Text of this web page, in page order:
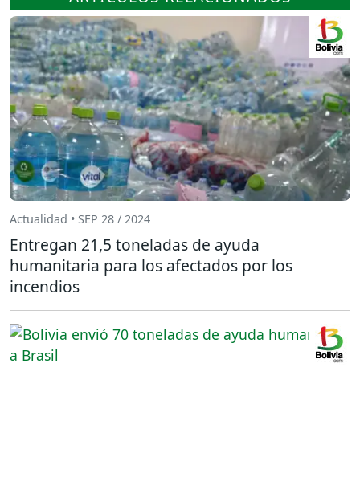
Actualidad • SEP 28 / 2024
Entregan 21,5 toneladas de ayuda
humanitaria para los afectados por los
incendios